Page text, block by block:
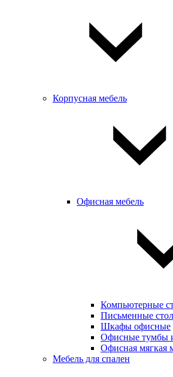
Корпусная мебель
Офисная мебель
Компьютерные
Письменные
Шкафы офисные
Офисные тумбы
Офисная мягкая
Мебель для спален